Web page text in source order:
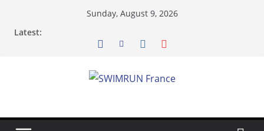
Sunday, August 9, 2026
Latest: